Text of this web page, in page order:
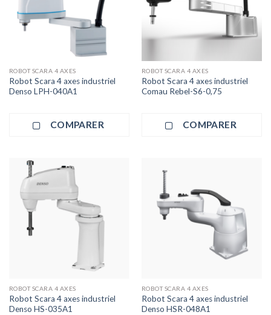
ROBOT SCARA 4 AXES
Robot Scara 4 axes industriel
Denso LPH-040A1
COMPARER
ROBOT SCARA 4 AXES
Robot Scara 4 axes industriel
Comau Rebel-S6-0,75
COMPARER
ROBOT SCARA 4 AXES
Robot Scara 4 axes industriel
Denso HS-035A1
ROBOT SCARA 4 AXES
Robot Scara 4 axes industriel
Denso HSR-048A1